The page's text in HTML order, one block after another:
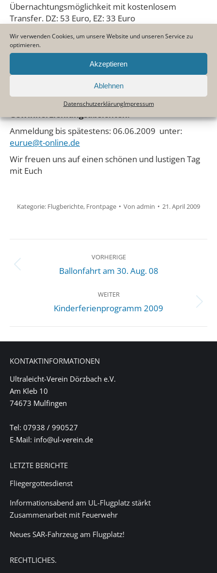
Wir verwenden Cookies, um unsere Website und unseren Service zu
optimieren.
Akzeptieren
Ablehnen
DatenschutzerklärungImpressum
Übernachtungsmöglichkeit mit kostenlosem
Transfer. DZ: 53 Euro, EZ: 33 Euro
Wir weißen ausdrücklich darauf hin, dass jeder Pilot
auf eigenes Risiko teilnimmt.
Veranstaltung im Sinne einer
Luftfahrtveranstaltung§ 73
Luftverkehrszulassungsordnung
nur ein Treffen ohne Zwang und
Gewinnerziehlungsabsichten.
Anmeldung bis spätestens: 06.06.2009 unter:
eurue@t-online.de
Wir freuen uns auf einen schönen und lustigen Tag
mit Euch
Kategorie: Flugberichte, Frontpage Von admin 21. April 2009
VORHERIGE
Vorheriger
Ballonfahrt am 30. Aug. 08
WEITER
Nächster
Kinderferienprogramm 2009
KONTAKTINFORMATIONEN
Ultraleicht-Verein Dörzbach e.V.
Am Kleb 10
74673 Mulfingen
Tel: 07938 / 990527
E-Mail: info@ul-verein.de
LETZTE BERICHTE
Fliegergottesdienst
Informationsabend am UL-Flugplatz stärkt
Zusammenarbeit mit Feuerwehr
Neues SAR-Fahrzeug am Flugplatz!
RECHTLICHES.